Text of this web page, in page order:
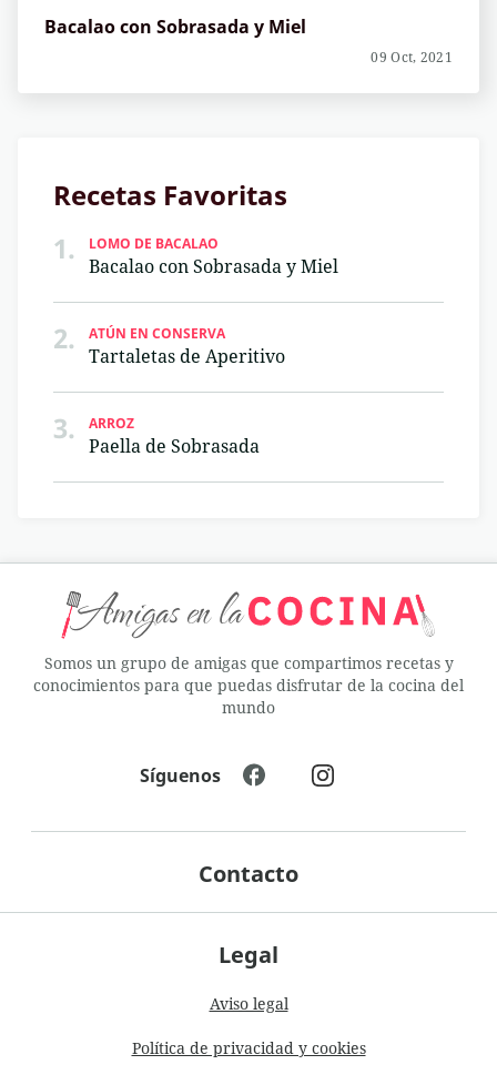
Bacalao con Sobrasada y Miel
09 Oct, 2021
Recetas Favoritas
1.
LOMO DE BACALAO
Bacalao con Sobrasada y Miel
2. ATÚN EN CONSERVA
Tartaletas de Aperitivo
3. ARROZ
Paella de Sobrasada
Somos un grupo de amigas que compartimos recetas y
conocimientos para que puedas disfrutar de la cocina del
mundo
Legal
Aviso legal
Política de privacidad y cookies
Contacto
Síguenos